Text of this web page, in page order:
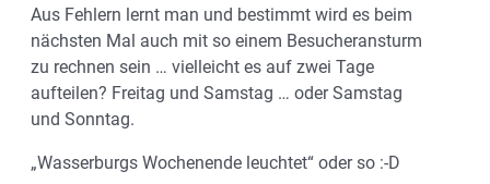
Aus Fehlern lernt man und bestimmt wird es beim
nächsten Mal auch mit so einem Besucheransturm
zu rechnen sein … vielleicht es auf zwei Tage
aufteilen? Freitag und Samstag … oder Samstag
und Sonntag.
„Wasserburgs Wochenende leuchtet“ oder so :-D